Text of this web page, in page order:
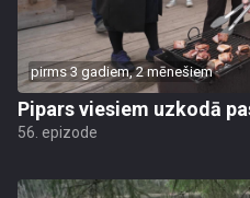
pirms 3 gadiem, 2 mēnešiem
Pipars viesiem uzkodā
56. epizode